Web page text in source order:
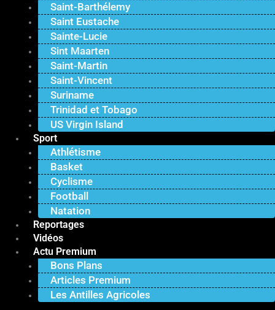
Saint-Barthélemy
Saint Eustache
Sainte-Lucie
Sint Maarten
Saint-Martin
Saint-Vincent
Suriname
Trinidad et Tobago
US Virgin Island
Sport
Athlétisme
Basket
Cyclisme
Football
Natation
Reportages
Vidéos
Actu Premium
Bons Plans
Articles Premium
Les Antilles Agricoles